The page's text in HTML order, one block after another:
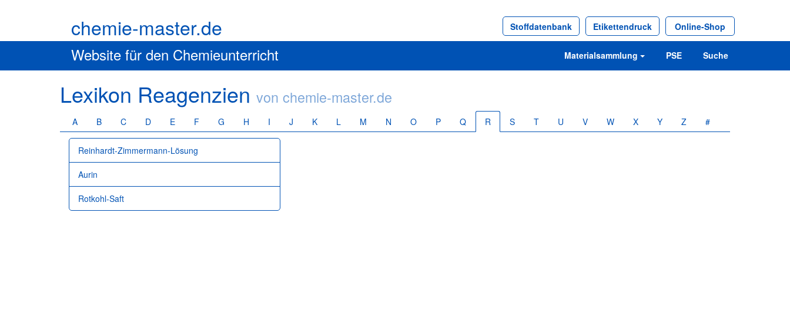
chemie-master.de
Website für den Chemieunterricht Suche
PSE
Materialsammlung
Online-Shop
Etikettendruck
Stoffdatenbank
Lexikon Reagenzien von chemie-master.de
A B C D E F G H I J K L M N O P Q R S T U V W X Y Z #
Reinhardt-Zimmermann-Lösung
Aurin
Rotkohl-Saft